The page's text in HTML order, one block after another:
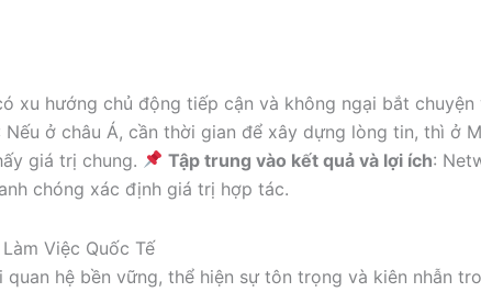
xu hướng chủ động tiếp cận và không ngại bắt
Nếu ở châu Á, cần thời gian để xây dựng lòng tin, thì ở
giá trị chung.
Tập trung vào kết quả và lợi ích:
chóng xác định giá trị hợp tác.
Việc Quốc Tế
hệ bền vững, thể hiện sự tôn trọng và kiên nhẫn